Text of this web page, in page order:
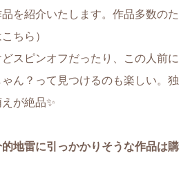
を紹介いたします。作品多数のた
ちら）
スピンオフだったり、この人前に
ん？って見つけるのも楽しい。独
が絶品✨
的地雷に引っかかりそうな作品は購